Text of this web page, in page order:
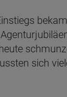
sich